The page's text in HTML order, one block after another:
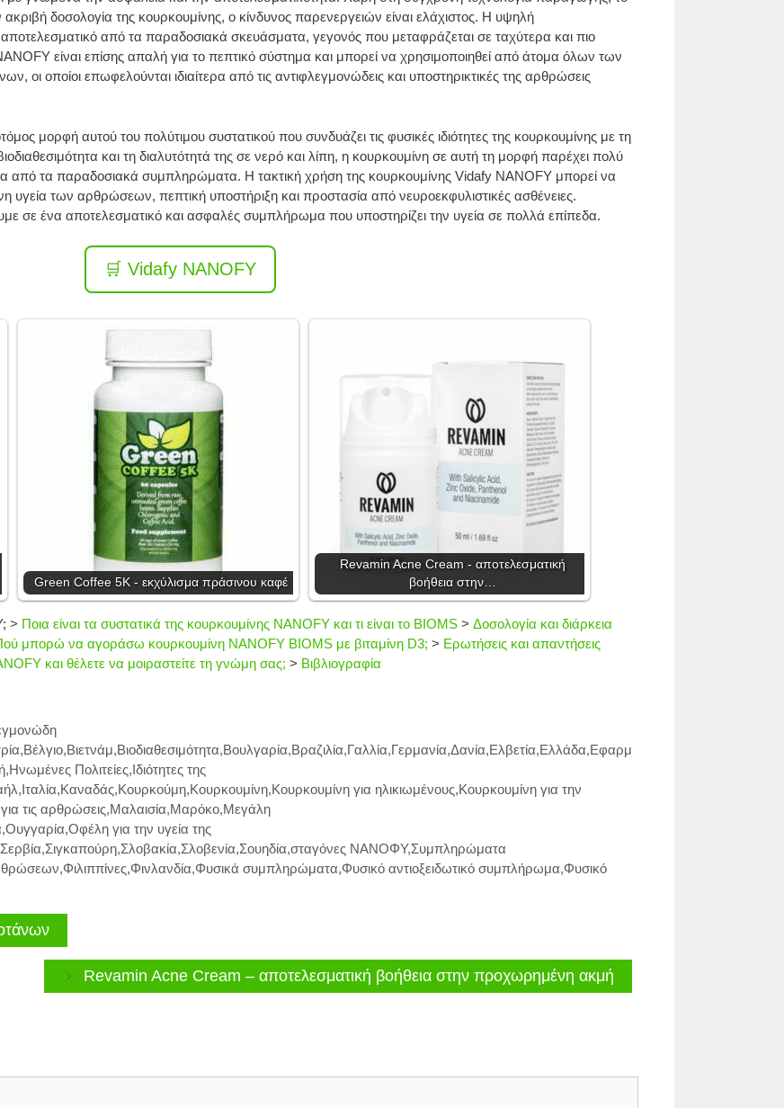
ακριβή δοσολογία της κουρκουμίνης, ο κίνδυνος παρενεργειών είναι ελάχιστος. Η υψηλή
από τα παραδοσιακά σκευάσματα, γεγονός που μεταφράζεται σε ταχύτερα και πιο
είναι επίσης απαλή για το πεπτικό σύστημα και μπορεί να χρησιμοποιηθεί από άτομα όλων των
οι οποίοι επωφελούνται ιδιαίτερα από τις αντιφλεγμονώδεις και υποστηρικτικές της αρθρώσεις
μορφή αυτού του πολύτιμου συστατικού που συνδυάζει τις φυσικές ιδιότητες της κουρκουμίνης με τη
και τη διαλυτότητά της σε νερό και λίπη, η κουρκουμίνη σε αυτή τη μορφή παρέχει πολύ
από τα παραδοσιακά συμπληρώματα. Η τακτική χρήση της κουρκουμίνης Vidafy NANOFY μπορεί να
υγεία των αρθρώσεων, πεπτική υποστήριξη και προστασία από νευροεκφυλιστικές ασθένειες.
σε ένα αποτελεσματικό και ασφαλές συμπλήρωμα που υποστηρίζει την υγεία σε πολλά επίπεδα.
🛒 Vidafy NANOFY
Green Coffee 5K - εκχύλισμα πράσινου καφέ
Revamin Acne Cream - αποτελεσματική
βοήθεια στην…
> Ποια είναι τα συστατικά της κουρκουμίνης NANOFY και τι είναι το BIOMS > Δοσολογία και διάρκεια
μπορώ να αγοράσω κουρκουμίνη NANOFY BIOMS με βιταμίνη D3; > Ερωτήσεις και απαντήσεις
και θέλετε να μοιραστείτε τη γνώμη σας; > Βιβλιογραφία
,Βέλγιο,Βιετνάμ,Βιοδιαθεσιμότητα,Βουλγαρία,Βραζιλία,Γαλλία,Γερμανία,Δανία,Ελβετία,Ελλάδα,Εφαρμ
,Ηνωμένες Πολιτείες,Ιδιότητες της
,Ιταλία,Καναδάς,Κουρκούμη,Κουρκουμίνη,Κουρκουμίνη για ηλικιωμένους,Κουρκουμίνη για την
τις αρθρώσεις,Μαλαισία,Μαρόκο,Μεγάλη
,Ουγγαρία,Οφέλη για την υγεία της
Σερβία,Σιγκαπούρη,Σλοβακία,Σλοβενία,Σουηδία,σταγόνες ΝΑΝΟΦΥ,Συμπληρώματα
,Φιλιππίνες,Φινλανδία,Φυσικά συμπληρώματα,Φυσικό αντιοξειδωτικό συμπλήρωμα,Φυσικό
Revamin Acne Cream – αποτελεσματική βοήθεια στην προχωρημένη ακμή